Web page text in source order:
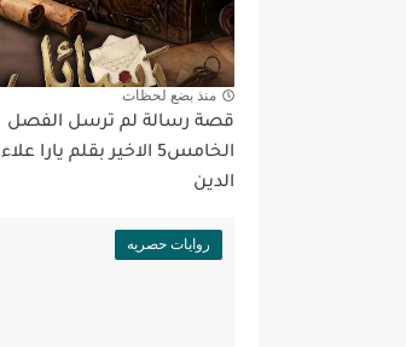
منذ بضع لحظات
قصة رسالة لم ترسل الفصل
الخامس5 الاخير بقلم يارا علاء
الدين
روايات حصريه